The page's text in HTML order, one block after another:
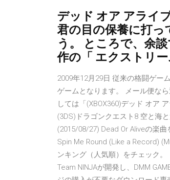
デッド オア アライ
君の目の保養に打
う。 ところで、余
作の「 エクストリ
2009年12月29日 従来の格闘ゲー
ゲームとなります。 メール便な
しては「(XBOX360)デッド オア
(3DS)ドラゴンクエスト8 空と海
(2015/08/27) Dead Or Aliveの楽
Spin Me Round (Like a Record)
ンキング（人気順）をチェック
Team NINJAが開発し、DMM